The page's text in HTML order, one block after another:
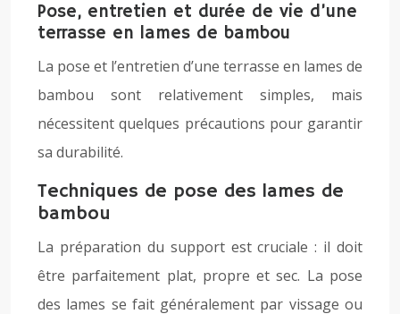
Pose, entretien et durée de vie d’une
terrasse en lames de bambou
La pose et l’entretien d’une terrasse en lames de
bambou sont relativement simples, mais
nécessitent quelques précautions pour garantir
sa durabilité.
Techniques de pose des lames de
bambou
La préparation du support est cruciale : il doit
être parfaitement plat, propre et sec. La pose
des lames se fait généralement par vissage ou